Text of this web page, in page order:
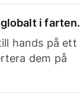
i farten.
hands på ett
dem på